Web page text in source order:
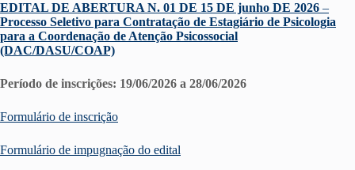
EDITAL DE ABERTURA N. 01 DE 15 DE junho DE 2026 –
Processo Seletivo para Contratação de Estagiário de Psicologia
para a Coordenação de Atenção Psicossocial
(DAC/DASU/COAP)
Período de inscrições: 19/06/2026 a 28/06/2026
Formulário de inscrição
Formulário de impugnação do edital